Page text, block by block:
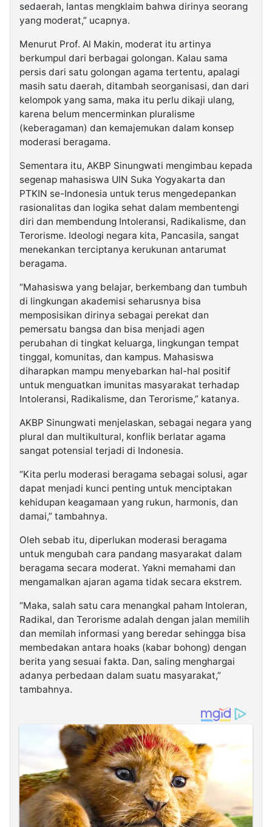
sedaerah, lantas mengklaim bahwa dirinya seorang
yang moderat,” ucapnya.
Menurut Prof. Al Makin, moderat itu artinya
berkumpul dari berbagai golongan. Kalau sama
persis dari satu golongan agama tertentu, apalagi
masih satu daerah, ditambah seorganisasi, dan dari
kelompok yang sama, maka itu perlu dikaji ulang,
karena belum mencerminkan pluralisme
(keberagaman) dan kemajemukan dalam konsep
moderasi beragama.
Sementara itu, AKBP Sinungwati mengimbau kepada
segenap mahasiswa UIN Suka Yogyakarta dan
PTKIN se-Indonesia untuk terus mengedepankan
rasionalitas dan logika sehat dalam membentengi
diri dan membendung Intoleransi, Radikalisme, dan
Terorisme. Ideologi negara kita, Pancasila, sangat
menekankan terciptanya kerukunan antarumat
beragama.
“Mahasiswa yang belajar, berkembang dan tumbuh
di lingkungan akademisi seharusnya bisa
memposisikan dirinya sebagai perekat dan
pemersatu bangsa dan bisa menjadi agen
perubahan di tingkat keluarga, lingkungan tempat
tinggal, komunitas, dan kampus. Mahasiswa
diharapkan mampu menyebarkan hal-hal positif
untuk menguatkan imunitas masyarakat terhadap
Intoleransi, Radikalisme, dan Terorisme,” katanya.
AKBP Sinungwati menjelaskan, sebagai negara yang
plural dan multikultural, konflik berlatar agama
sangat potensial terjadi di Indonesia.
“Kita perlu moderasi beragama sebagai solusi, agar
dapat menjadi kunci penting untuk menciptakan
kehidupan keagamaan yang rukun, harmonis, dan
damai,” tambahnya.
Oleh sebab itu, diperlukan moderasi beragama
untuk mengubah cara pandang masyarakat dalam
beragama secara moderat. Yakni memahami dan
mengamalkan ajaran agama tidak secara ekstrem.
“Maka, salah satu cara menangkal paham Intoleran,
Radikal, dan Terorisme adalah dengan jalan memilih
dan memilah informasi yang beredar sehingga bisa
membedakan antara hoaks (kabar bohong) dengan
berita yang sesuai fakta. Dan, saling menghargai
adanya perbedaan dalam suatu masyarakat,”
tambahnya.